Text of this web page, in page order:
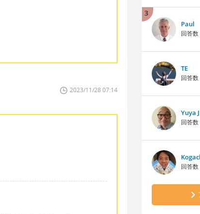
2023/11/28 07:14
3
Paul
回答数
TE
回答数
Yuya
回答数
回答数